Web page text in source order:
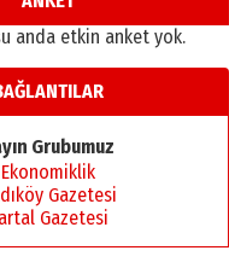
anda etkin anket yok.
Grubumuz
Ekonomiklik
Gazetesi
Gazetesi